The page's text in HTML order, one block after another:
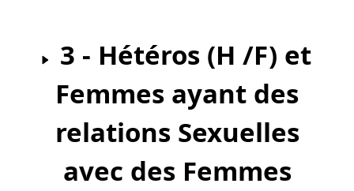
Femmes ayant des
relations Sexuelles
avec des Femmes